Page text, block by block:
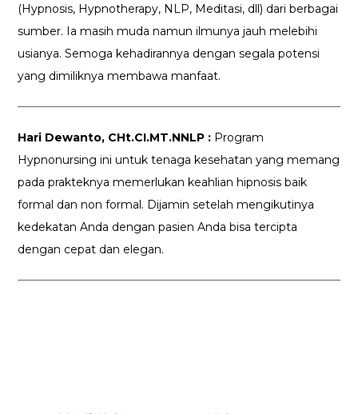
(Hypnosis, Hypnotherapy, NLP, Meditasi, dll) dari berbagai
sumber. Ia masih muda namun ilmunya jauh melebihi
usianya. Semoga kehadirannya dengan segala potensi
yang dimiliknya membawa manfaat.
Hari Dewanto, CHt.CI.MT.NNLP : Program
Hypnonursing ini untuk tenaga kesehatan yang memang
pada prakteknya memerlukan keahlian hipnosis baik
formal dan non formal. Dijamin setelah mengikutinya
kedekatan Anda dengan pasien Anda bisa tercipta
dengan cepat dan elegan.